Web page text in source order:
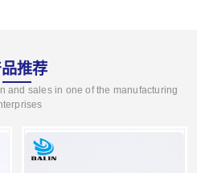
推荐
and sales in one of the manufacturing